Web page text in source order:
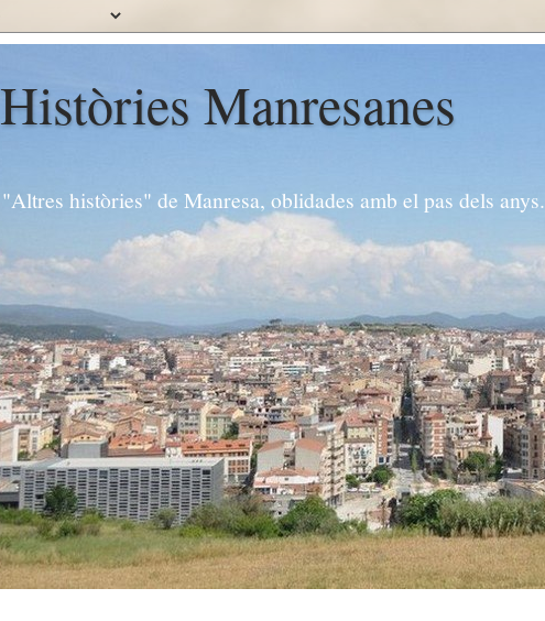
Històries Manresanes
"Altres històries" de Manresa, oblidades amb el pas dels anys.